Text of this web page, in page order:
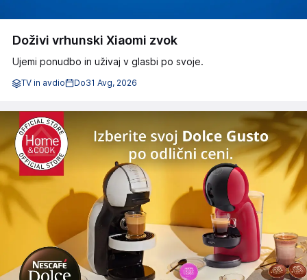
Doživi vrhunski Xiaomi zvok
Ujemi ponudbo in uživaj v glasbi po svoje.
TV in avdio Do31 Avg, 2026